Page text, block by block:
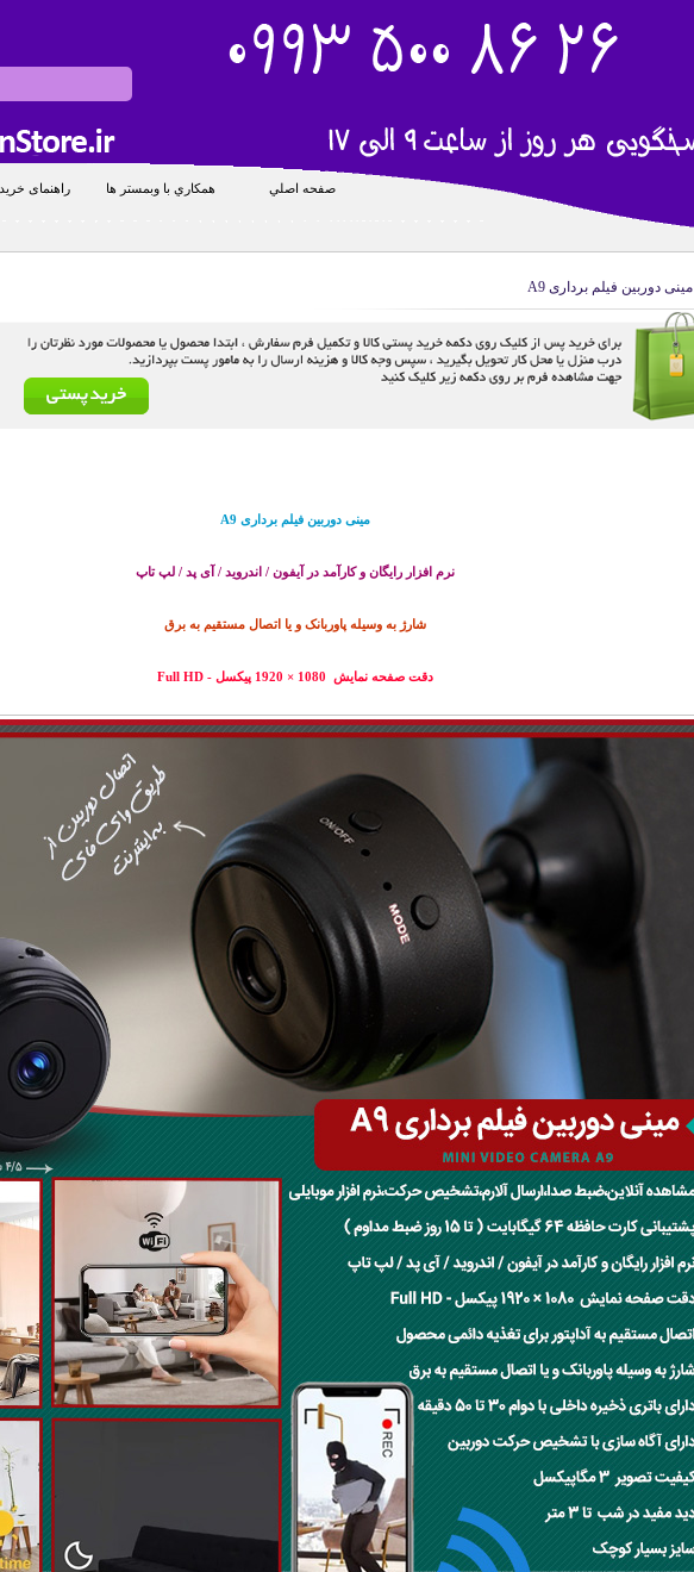
صفحه اصلي همکاري با وبمستر ها راهنمای خرید
مینی دوربین فیلم برداری A9
مینی دوربین فیلم برداری A9
نرم افزار رایگان و کارآمد در آیفون / اندروید / آی پد / لپ تاپ
شارژ به وسیله پاوربانک و یا اتصال مستقیم به برق
دقت صفحه نمایش 1080 × 1920 پیکسل - Full HD